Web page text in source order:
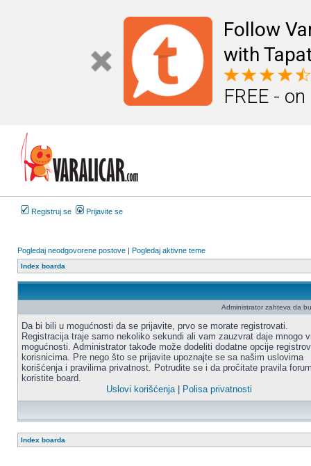
Follow
with
FREE -
Registruj se Prijavite se
Pogledaj neodgovorene postove | Pogledaj aktivne teme
Index boarda
Administrator zahteva da
Da bi bili u mogućnosti da se prijavite, prvo se morate registrovati.
Registracija traje samo nekoliko sekundi ali vam zauzvrat daje mnogo
mogućnosti. Administrator takođe može dodeliti dodatne opcije
korisnicima. Pre nego što se prijavite upoznajte se sa našim uslovima
korišćenja i pravilima privatnost. Potrudite se i da pročitate pravila
koristite board.
Uslovi korišćenja| Polisa privatnosti
Index boarda